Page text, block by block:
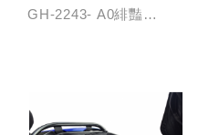
齒盤42T
GH-2243- A0緋豔